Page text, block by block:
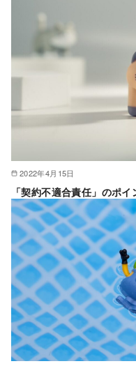
2022年4月15日
「契約不適合責任」のポ